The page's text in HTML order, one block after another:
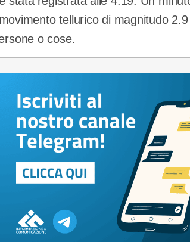
tellurico di magnitudo
o cose.